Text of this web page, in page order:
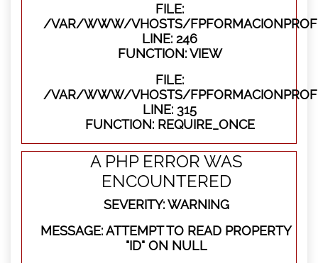
FILE:
/VAR/WWW/VHOSTS/
LINE: 246
FUNCTION: VIEW
FILE:
/VAR/WWW/VHOSTS/
LINE: 315
FUNCTION: REQUIRE_ONCE
A PHP ERROR WAS
ENCOUNTERED
SEVERITY: WARNING
MESSAGE: ATTEMPT TO READ PROPERTY
"ID" ON NULL